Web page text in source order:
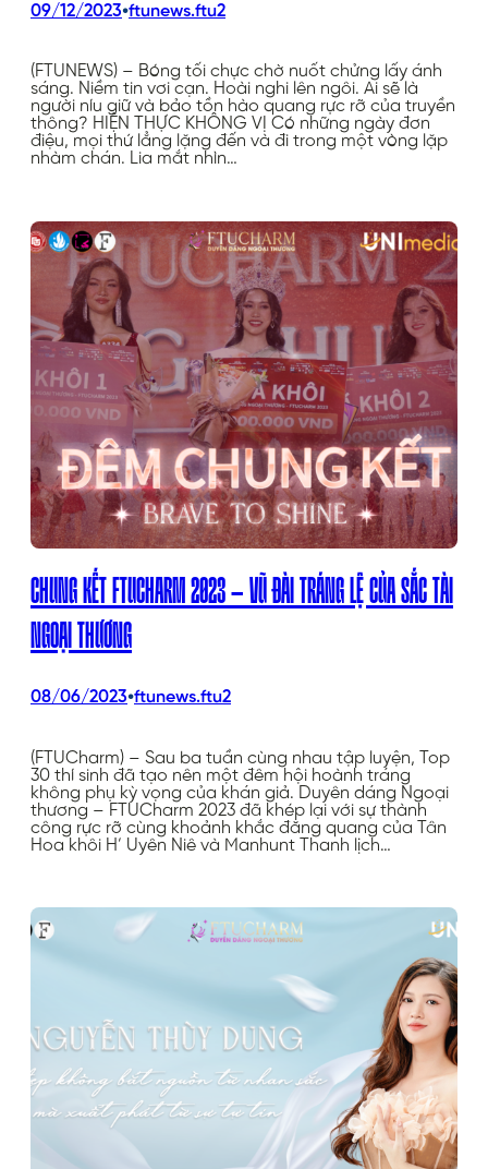
09/12/2023•ftunews.ftu2
(FTUNEWS) – Bóng tối chực chờ nuốt chửng lấy ánh
sáng. Niềm tin vơi cạn. Hoài nghi lên ngôi. Ai sẽ là
người níu giữ và bảo tồn hào quang rực rỡ của truyền
thông? HIỆN THỰC KHÔNG VỊ Có những ngày đơn
điệu, mọi thứ lẳng lặng đến và đi trong một vòng lặp
nhàm chán. Lia mắt nhìn…
CHUNG KẾT FTUCHARM 2023 – VŨ ĐÀI TRÁNG LỆ CỦA SẮC TÀI
NGOẠI THƯƠNG
08/06/2023•ftunews.ftu2
(FTUCharm) – Sau ba tuần cùng nhau tập luyện, Top
30 thí sinh đã tạo nên một đêm hội hoành tráng
không phụ kỳ vọng của khán giả. Duyên dáng Ngoại
thương – FTUCharm 2023 đã khép lại với sự thành
công rực rỡ cùng khoảnh khắc đăng quang của Tân
Hoa khôi H’ Uyên Niê và Manhunt Thanh lịch…